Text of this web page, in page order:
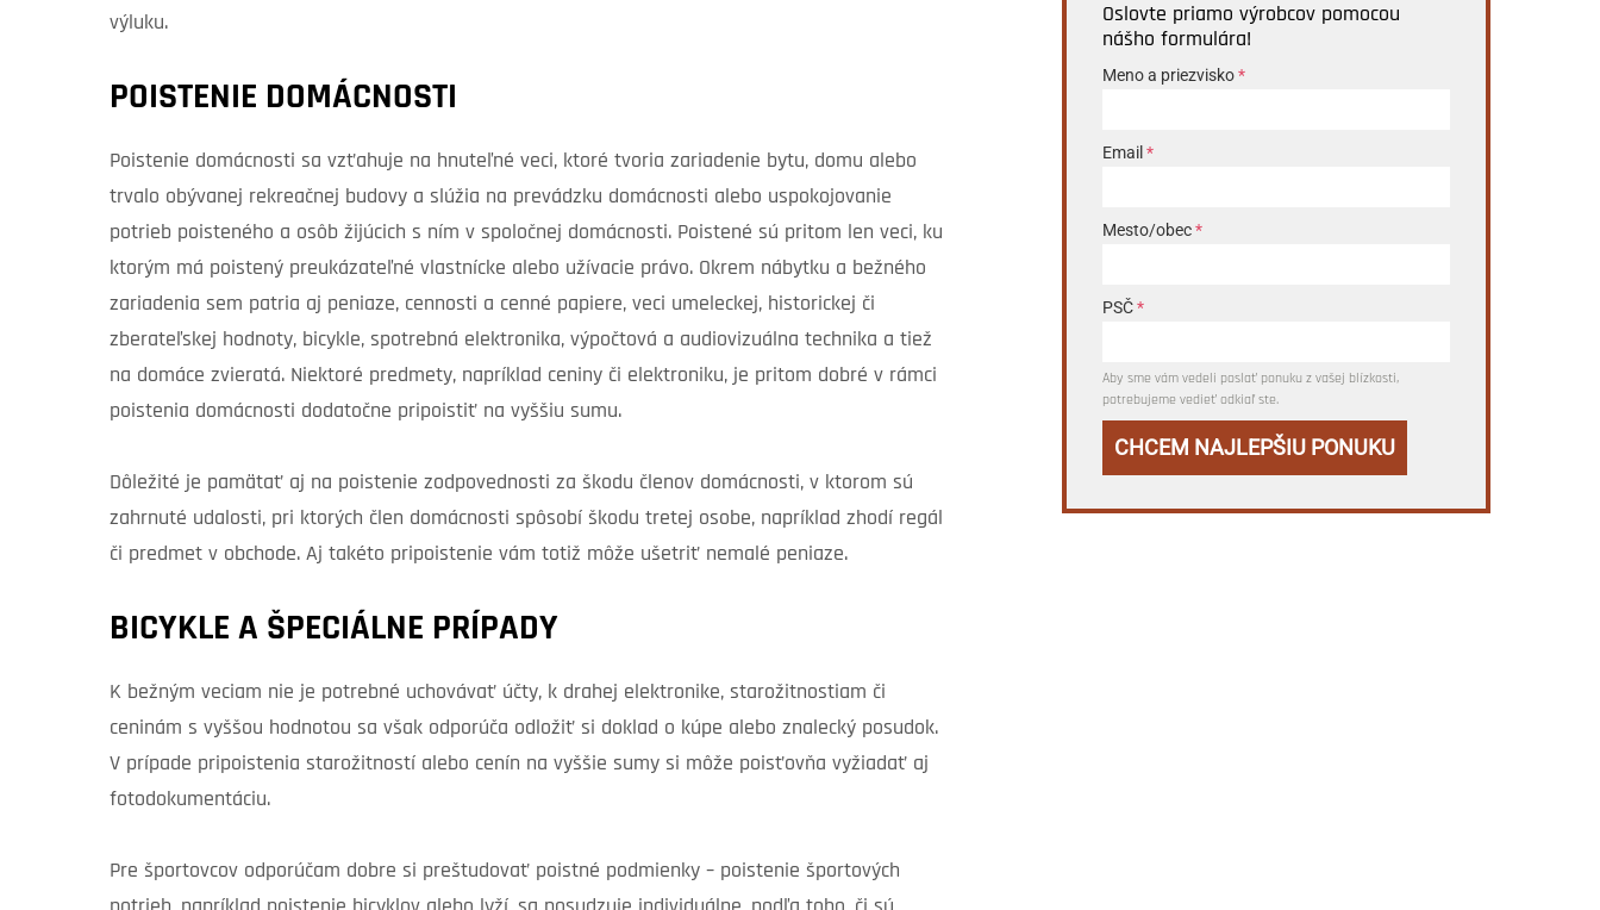
výluku.
POISTENIE DOMÁCNOSTI
Poistenie domácnosti sa vzťahuje na hnuteľné veci, ktoré tvoria zariadenie bytu, domu alebo
trvalo obývanej rekreačnej budovy a slúžia na prevádzku domácnosti alebo uspokojovanie
potrieb poisteného a osôb žijúcich s ním v spoločnej domácnosti. Poistené sú pritom len veci, ku
ktorým má poistený preukázateľné vlastnícke alebo užívacie právo. Okrem nábytku a bežného
zariadenia sem patria aj peniaze, cennosti a cenné papiere, veci umeleckej, historickej či
zberateľskej hodnoty, bicykle, spotrebná elektronika, výpočtová a audiovizuálna technika a tiež
na domáce zvieratá. Niektoré predmety, napríklad ceniny či elektroniku, je pritom dobré v rámci
poistenia domácnosti dodatočne pripoistiť na vyššiu sumu.
Dôležité je pamätať aj na poistenie zodpovednosti za škodu členov domácnosti, v ktorom sú
zahrnuté udalosti, pri ktorých člen domácnosti spôsobí škodu tretej osobe, napríklad zhodí regál
či predmet v obchode. Aj takéto pripoistenie vám totiž môže ušetriť nemalé peniaze.
BICYKLE A ŠPECIÁLNE PRÍPADY
K bežným veciam nie je potrebné uchovávať účty, k drahej elektronike, starožitnostiam či
ceninám s vyššou hodnotou sa však odporúča odložiť si doklad o kúpe alebo znalecký posudok.
V prípade pripoistenia starožitností alebo cenín na vyššie sumy si môže poisťovňa vyžiadať aj
fotodokumentáciu.
Pre športovcov odporúčam dobre si preštudovať poistné podmienky – poistenie športových
Oslovte priamo výrobcov pomocou
nášho formulára!
Meno a priezvisko*
Email *
Mesto/obec*
PSČ*
Aby sme vám vedeli poslať ponuku z vašej blízkosti,
potrebujeme vedieť odkiaľ ste.
CHCEM NAJLEPŠIU PONUKU